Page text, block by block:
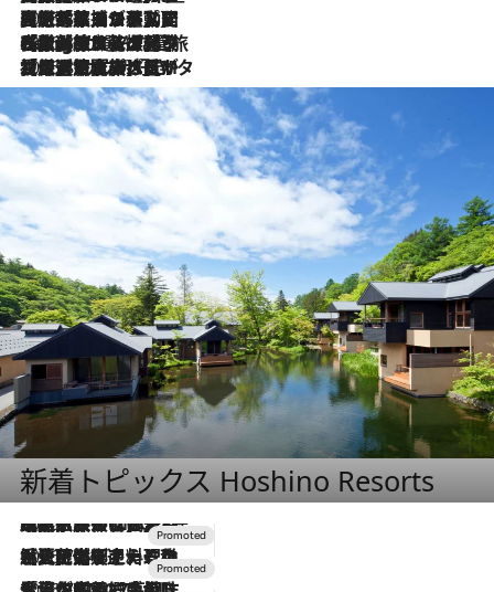
2026.8.5
【厳選旅コスメ】国内をあちこち移動する河井菜摘が選んだ夏旅ベストコスメ発表！「リラックスアイテムはマスト」【Mサイズジップ】
2026.8.4
【厳選旅コスメ】「紫外線＆乾燥対策しながらメイク感も！」ヘア＆メイクGeorgeが選んだ夏旅ベストコスメを発表！【Mサイズジップ】
2026.8.3
【厳選旅コスメ】「保湿もタイパ重視！」“サウナ好き”タレント清水みさとが愛用する夏旅ベストコスメを発表！【Mサイズジップ】
新着トピックス Hoshino Resorts
2026.7.31
【ホテル帰省】という選択肢をOMOが提案。家族とほどよい距離を保つには「昼は実家、夜は気兼ねなくホテルで！」
2026.7.24
【夏限定ディナーコース】旬を迎える稚鮎や花ズッキーニなどをイタリア・トスカーナの郷土料理の手法で満喫！